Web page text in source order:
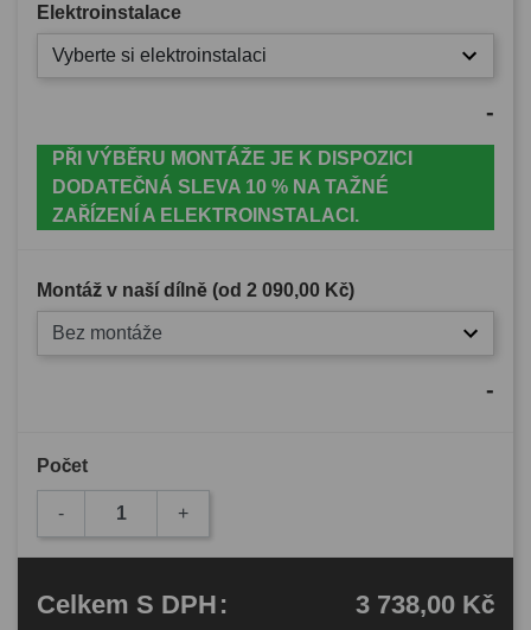
Elektroinstalace
Vyberte si elektroinstalaci
-
PŘI VÝBĚRU MONTÁŽE JE K DISPOZICI
DODATEČNÁ SLEVA 10 % NA TAŽNÉ
ZAŘÍZENÍ A ELEKTROINSTALACI.
Montáž v naší dílně (od 2 090,00 Kč)
Bez montáže
-
Počet
- +
Celkem S DPH: 3 738,00 Kč